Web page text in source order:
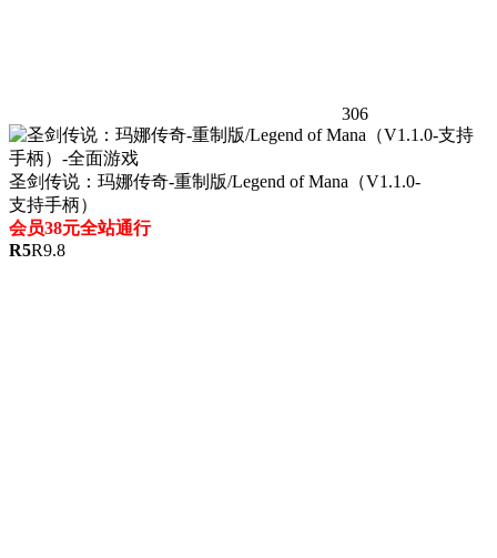
306
圣剑传说：玛娜传奇-重制版/Legend of Mana（V1.1.0-
支持手柄）
会员38元全站通行
R5R9.8